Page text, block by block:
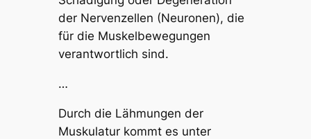
der Nervenzellen (Neuronen), die
für die Muskelbewegungen
verantwortlich sind.
…
Durch die Lähmungen der
Muskulatur kommt es unter